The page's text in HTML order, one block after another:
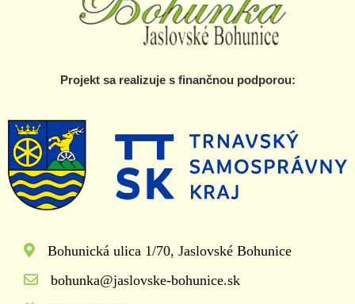
Projekt sa realizuje s finančnou podporou:
Bohunická ulica 1/70, Jaslovské Bohunice
bohunka@jaslovske-bohunice.sk